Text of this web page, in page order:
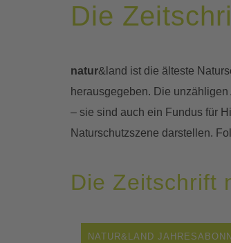
Die
natur&land ist die älteste
herausgegeben. Die
– sie sind auch ein Fundus für
Naturschutzszene darstellen.
Die Zeitschrift
NATUR&LAND